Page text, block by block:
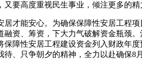
又要高度重视民生事业，倾注更多的
才能安心。为确保保障性安居工程
融资、筹资，下大力气破解资金瓶颈
保障性安居工程建设资金列入财政年
待、只争朝夕的精神，全力以赴确保8